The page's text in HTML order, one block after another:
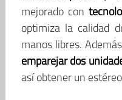
mejorado con
optimiza la calidad
manos libres.
emparejar dos
así obtener un